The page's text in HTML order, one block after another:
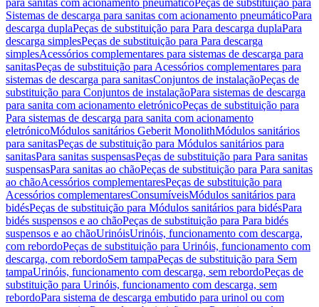
para sanitas com acionamento pneumáticoPeças de substituição para
Sistemas de descarga para sanitas com acionamento pneumáticoPara
descarga duplaPeças de substituição para Para descarga duplaPara
descarga simplesPeças de substituição para Para descarga
simplesAcessórios complementares para sistemas de descarga para
sanitasPeças de substituição para Acessórios complementares para
sistemas de descarga para sanitasConjuntos de instalaçãoPeças de
substituição para Conjuntos de instalaçãoPara sistemas de descarga
para sanita com acionamento eletrónicoPeças de substituição para
Para sistemas de descarga para sanita com acionamento
eletrónicoMódulos sanitários Geberit MonolithMódulos sanitários
para sanitasPeças de substituição para Módulos sanitários para
sanitasPara sanitas suspensasPeças de substituição para Para sanitas
suspensasPara sanitas ao chãoPeças de substituição para Para sanitas
ao chãoAcessórios complementaresPeças de substituição para
Acessórios complementaresConsumíveisMódulos sanitários para
bidésPeças de substituição para Módulos sanitários para bidésPara
bidés suspensos e ao chãoPeças de substituição para Para bidés
suspensos e ao chãoUrinóisUrinóis, funcionamento com descarga,
com rebordoPeças de substituição para Urinóis, funcionamento com
descarga, com rebordoSem tampaPeças de substituição para Sem
tampaUrinóis, funcionamento com descarga, sem rebordoPeças de
substituição para Urinóis, funcionamento com descarga, sem
rebordoPara sistema de descarga embutido para urinol ou com